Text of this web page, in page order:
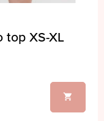
top XS-XL